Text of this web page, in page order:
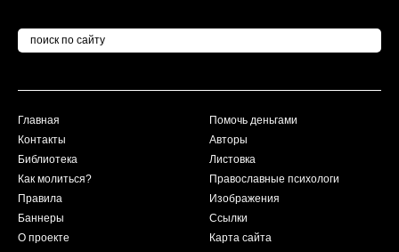
Главная
Контакты
Библиотека
Как молиться?
Правила
Баннеры
О проекте
Помочь деньгами
Авторы
Листовка
Православные психологи
Изображения
Ссылки
Карта сайта